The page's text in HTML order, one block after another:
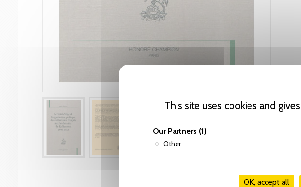
This site uses cookies and
Our Partners (1)
Other
OK, accept all